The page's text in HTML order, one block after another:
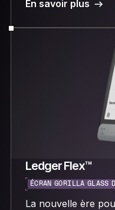
En savoir plus
Ledger Flex™
ÉCRAN GORILLA GLASS
La nouvelle ère